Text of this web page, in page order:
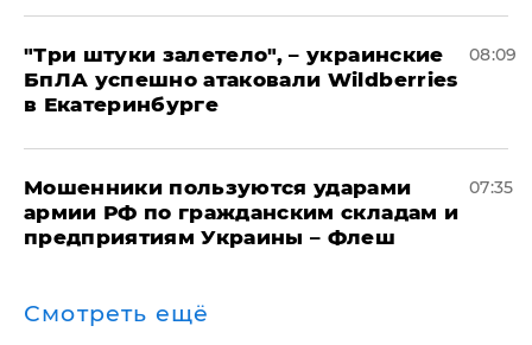
"Три штуки залетело", – украинские
БпЛА успешно атаковали Wildberries
в Екатеринбурге
08:09
Мошенники пользуются ударами
армии РФ по гражданским складам и
предприятиям Украины – Флеш
07:35
Смотреть ещё